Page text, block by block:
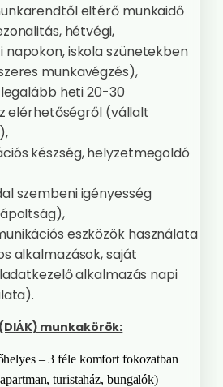
eltérő munkaidő
hétvégi,
napokon, iskola szünetekben
munkavégzés),
heti 20-30
elérhetőségről (vállalt
készség, helyzetmegoldó
szembeni igényesség
eszközök használata
alkalmazások, saját
alkalmazás napi
(DIÁK) munkakörök:
– 3 féle komfort fokozatban
turistaház, bungalók)